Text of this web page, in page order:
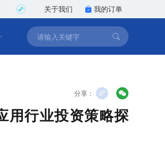
关于我们 我的订单
分享：
行业投资策略探